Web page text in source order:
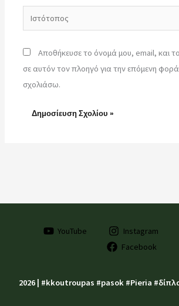
Ιστότοπος
Αποθήκευσε το όνομά μου, email, και
σε αυτόν τον πλοηγό για την επόμενη
σχολιάσω.
YouTube Instagram
Facebook
2026 | #kkoutroupas #pasok #Pieria